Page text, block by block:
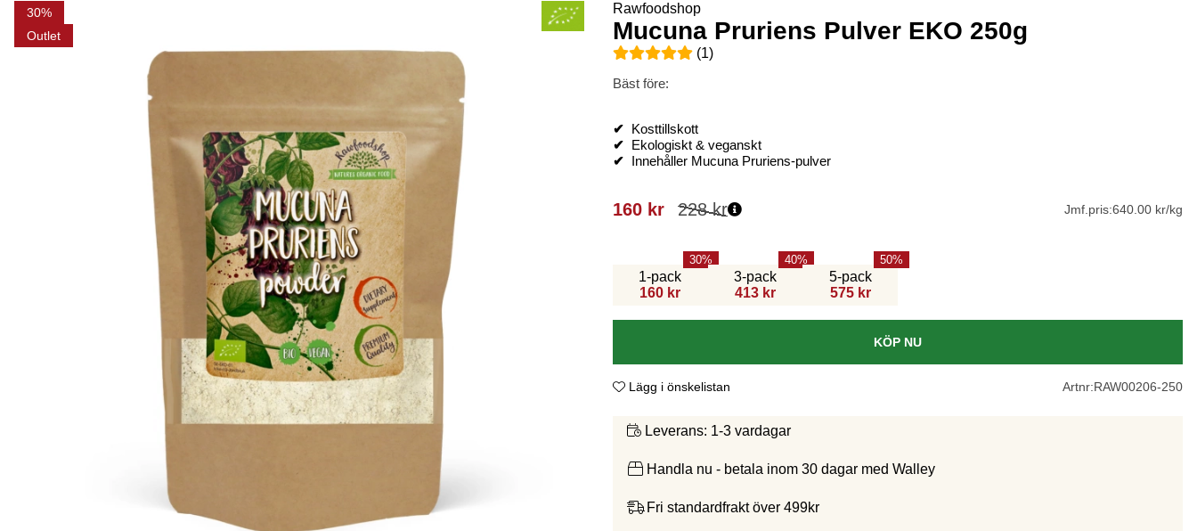
30
Outlet
Produktbilder Mucuna Pruriens Pulver EKO 250g Rawfoodshop
Mucuna Pruriens Pulver EKO 250g
Medelbetyg 5 av 5 Antal betyg 1
(1)
Bäst före:
✔
Kosttillskott
✔
Ekologiskt & veganskt
✔
Innehåller Mucuna Pruriens-pulver
228kr
160 kr Jmf.pris:640.00 kr/kg
1-pack
160 kr
30
3-pack
413 kr
40
5-pack
575 kr
50
KÖP NU
Lägg i önskelistan Artnr:RAW00206-250
Leverans: 1-3 vardagar
Handla nu - betala inom 30 dagar med Walley
Fri standardfrakt över 499kr